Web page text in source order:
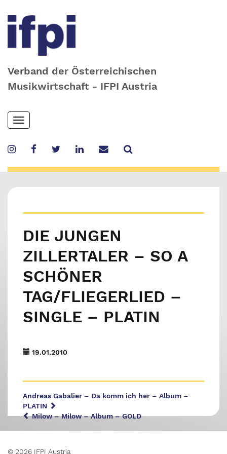
Verband der Österreichischen
Musikwirtschaft - IFPI Austria
Skip
to
content
Toggle
navigation
DIE JUNGEN
ZILLERTALER – SO A
SCHÖNER
TAG/FLIEGERLIED –
SINGLE – PLATIN
19.01.2010
Andreas Gabalier – Da komm ich her – Album –
PLATIN
Milow – Milow – Album – GOLD
© 2026 IFPI Austria